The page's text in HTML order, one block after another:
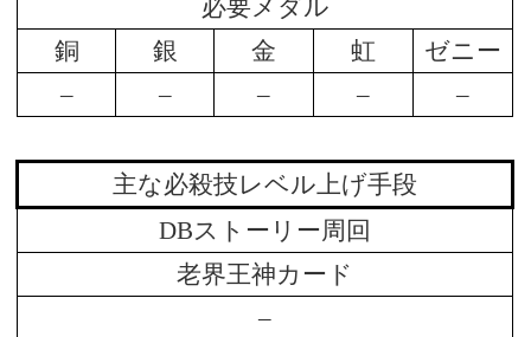
必要メダル
銅
銀 金 虹
ゼニー
–
– – – –
主な必殺技レベル上げ手段
DBストーリー周回
老界王神カード
–